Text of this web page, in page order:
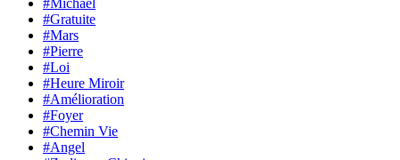
#Michael
#Gratuite
#Mars
#Pierre
#Loi
#Heure Miroir
#Amélioration
#Foyer
#Chemin Vie
#Angel